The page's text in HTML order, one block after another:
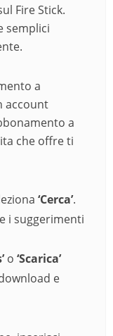
Fire Stick.
semplici
a
account
a
che offre ti
‘Cerca’.
i suggerimenti
o ‘Scarica’
e